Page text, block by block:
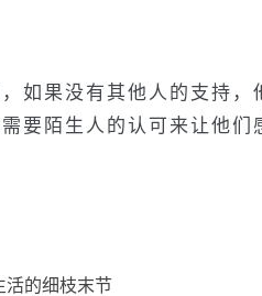
如果没有其他人的支持，
要陌生人的认可来让他们
活的细枝末节